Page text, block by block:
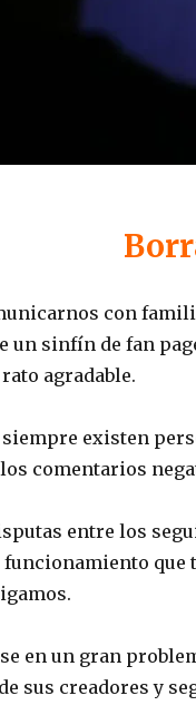
con
un sinfín de fan
agradable.
siempre existen
comentarios
entre los
que
en un gran
sus creadores y